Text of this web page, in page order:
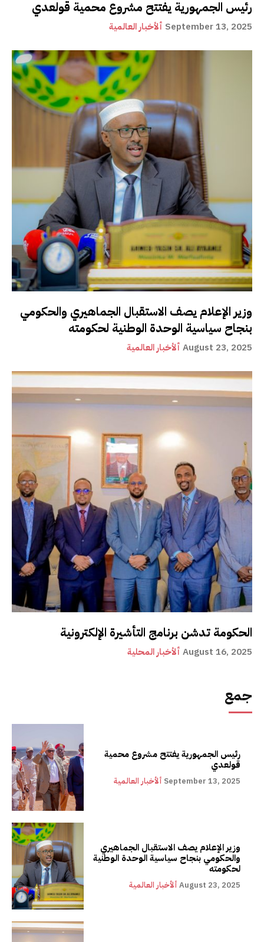
رئيس الجمهورية يفتتح مشروع محمية قولعدي
ألأخبار العالمية September 13, 2025
وزير الإعلام يصف الاستقبال الجماهيري والحكومي
بنجاح سياسية الوحدة الوطنية لحكومته
ألأخبار العالمية August 23, 2025
الحكومة تدشن برنامج التأشيرة الإلكترونية
ألأخبار المحلية August 16, 2025
جمع
رئيس الجمهورية يفتتح مشروع محمية
قولعدي
ألأخبار العالمية September 13, 2025
وزير الإعلام يصف الاستقبال الجماهيري
والحكومي بنجاح سياسية الوحدة الوطنية
لحكومته
ألأخبار العالمية August 23, 2025